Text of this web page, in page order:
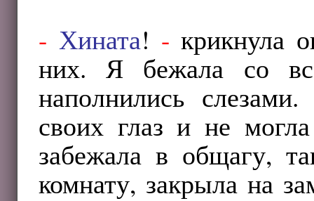
- Хината! - крикнула
них. Я бежала со
наполнились
своих глаз и не
забежала в общагу,
комнату, закрыла на